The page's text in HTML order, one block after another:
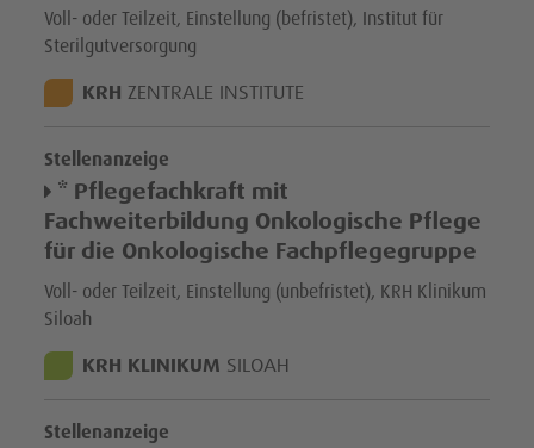
Voll- oder Teilzeit, Einstellung (befristet), Institut für
Sterilgutversorgung
STANDORT:
KRH ZENTRALE INSTITUTE
Stellenanzeige
* Pflegefachkraft mit
Fachweiterbildung Onkologische Pflege
für die Onkologische Fachpflegegruppe
Voll- oder Teilzeit, Einstellung (unbefristet), KRH Klinikum
Siloah
STANDORT:
KRH KLINIKUM SILOAH
Stellenanzeige